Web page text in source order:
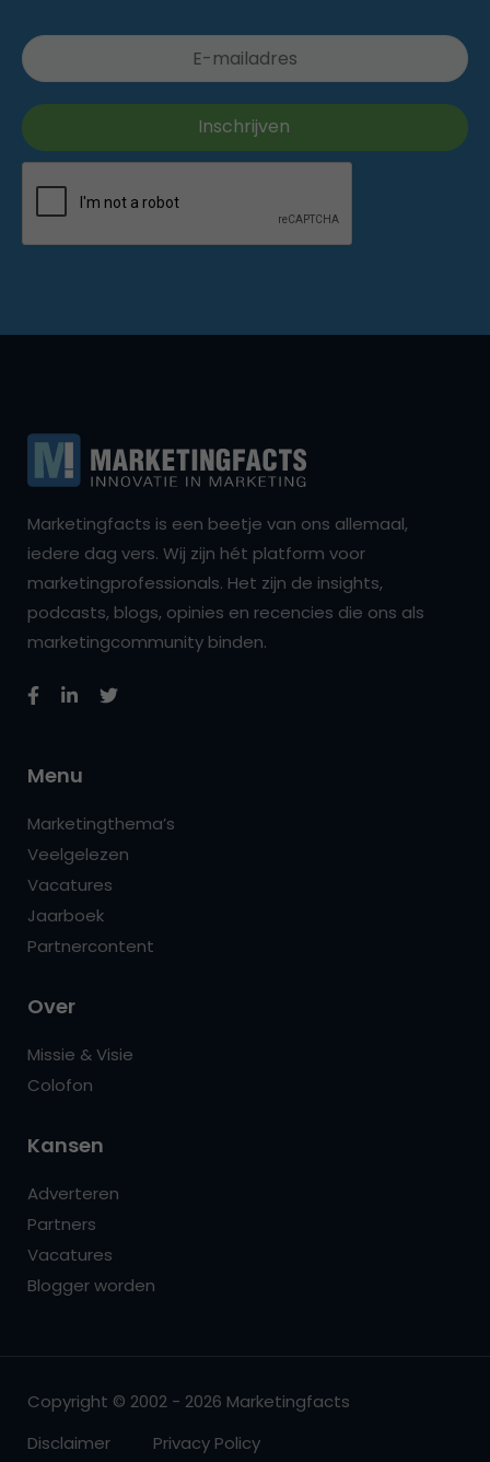
Marketingfacts is een beetje van ons allemaal,
iedere dag vers. Wij zijn hét platform voor
marketingprofessionals. Het zijn de insights,
podcasts, blogs, opinies en recencies die ons als
marketingcommunity binden.
Menu
Marketingthema’s
Veelgelezen
Vacatures
Jaarboek
Partnercontent
Over
Missie & Visie
Colofon
Kansen
Adverteren
Partners
Vacatures
Blogger worden
Copyright © 2002 - 2026 Marketingfacts
Disclaimer
Privacy Policy